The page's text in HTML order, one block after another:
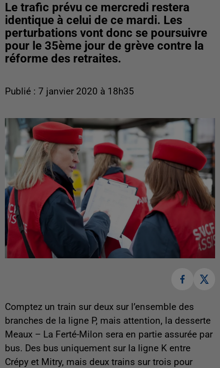
Le trafic prévu ce mercredi restera
identique à celui de ce mardi. Les
perturbations vont donc se poursuivre
pour le 35ème jour de grève contre la
réforme des retraites.
Publié : 7 janvier 2020 à 18h35
Comptez un train sur deux sur l’ensemble des
branches de la ligne P, mais attention, la desserte
Meaux – La Ferté-Milon sera en partie assurée par
bus. Des bus uniquement sur la ligne K entre
Crépy et Mitry, mais deux trains sur trois pour